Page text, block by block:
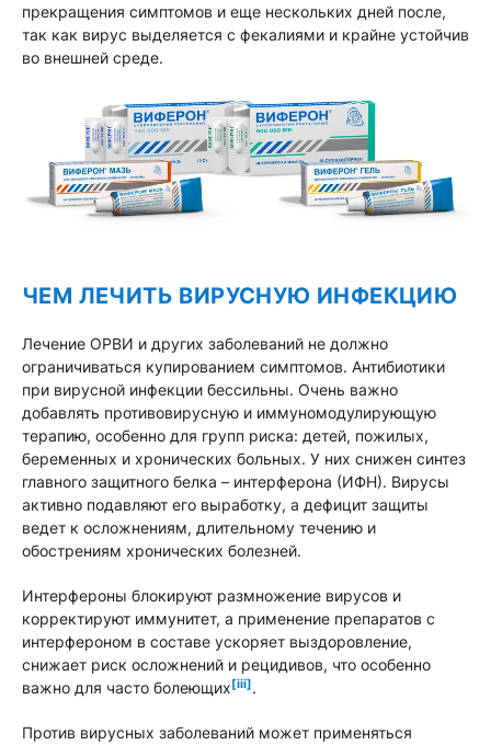
прекращения симптомов и еще нескольких дней после,
так как вирус выделяется с фекалиями и крайне устойчив
во внешней среде.
ЧЕМ ЛЕЧИТЬ ВИРУСНУЮ ИНФЕКЦИЮ
Лечение ОРВИ и других заболеваний не должно
ограничиваться купированием симптомов. Антибиотики
при вирусной инфекции бессильны. Очень важно
добавлять противовирусную и иммуномодулирующую
терапию, особенно для групп риска: детей, пожилых,
беременных и хронических больных. У них снижен синтез
главного защитного белка – интерферона (ИФН). Вирусы
активно подавляют его выработку, а дефицит защиты
ведет к осложнениям, длительному течению и
обострениям хронических болезней.
Интерфероны блокируют размножение вирусов и
корректируют иммунитет, а применение препаратов с
интерфероном в составе ускоряет выздоровление,
снижает риск осложнений и рецидивов, что особенно
важно для часто болеющих[iii].
Против вирусных заболеваний может применяться